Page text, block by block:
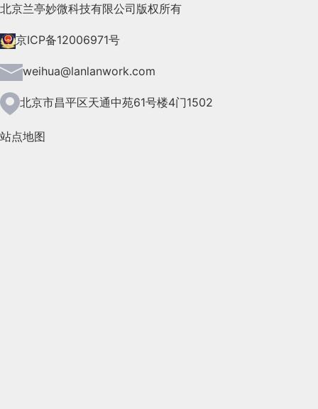
2021年8月(147)
2021年7月(149)
2021年6月(157)
2021年5月(124)
北京兰亭妙微科技有限公司版权所有
京ICP备12006971号
weihua@lanlanwork.com
北京市昌平区天通中苑61号楼4门1502
站点地图